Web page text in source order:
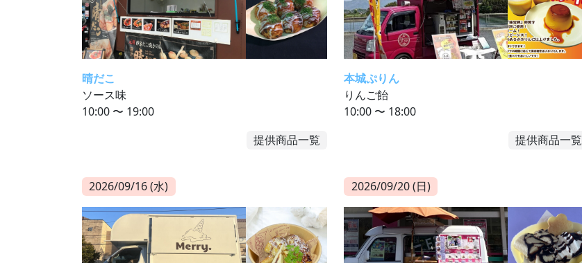
晴だこ
ソース味
10:00 〜 19:00
提供商品一覧
本城ぷりん
りんご飴
10:00 〜 18:00
提供商品一覧
2026/09/16 (水) 2026/09/20 (日)